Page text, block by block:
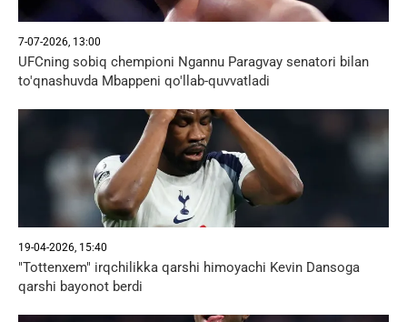
7-07-2026, 13:00
UFCning sobiq chempioni Ngannu Paragvay senatori bilan
to'qnashuvda Mbappeni qo'llab-quvvatladi
19-04-2026, 15:40
"Tottenxem" irqchilikka qarshi himoyachi Kevin Dansoga
qarshi bayonot berdi